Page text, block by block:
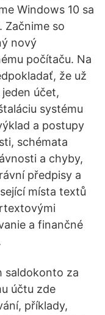
Windows 10 sa
Začnime so
nový
počítaču. Na
že už
účet,
systému
a postupy
schémata
a chyby,
předpisy a
místa textů
a finančné
saldokonto za
účtu zde
příklady,